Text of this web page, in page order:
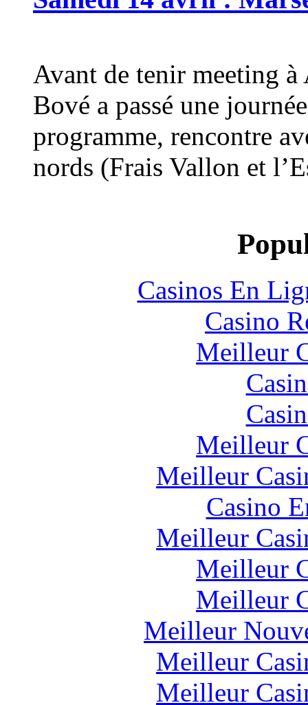
Avant de tenir meeting
Bové a passé une
programme, rencontre
nords (Frais Vallon et
Casinos En
Casino
Meilleur
Meilleur
Meilleur
Casino
Meilleur
Meilleur
Meilleur
Meilleur
Meilleur
Meilleur